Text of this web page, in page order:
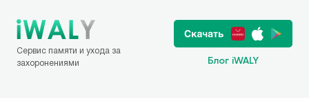
Сервис памяти и ухода за
захоронениями
Блог iWALY